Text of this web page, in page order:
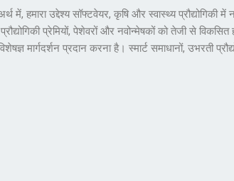
में, हमारा उद्देश्य सॉफ्टवेयर, कृषि और स्वास्थ्य प्रौद्योगिकी
प्रौद्योगिकी प्रेमियों, पेशेवरों और नवोन्मेषकों को तेजी से
मार्गदर्शन प्रदान करना है। स्मार्ट समाधानों, उभरती